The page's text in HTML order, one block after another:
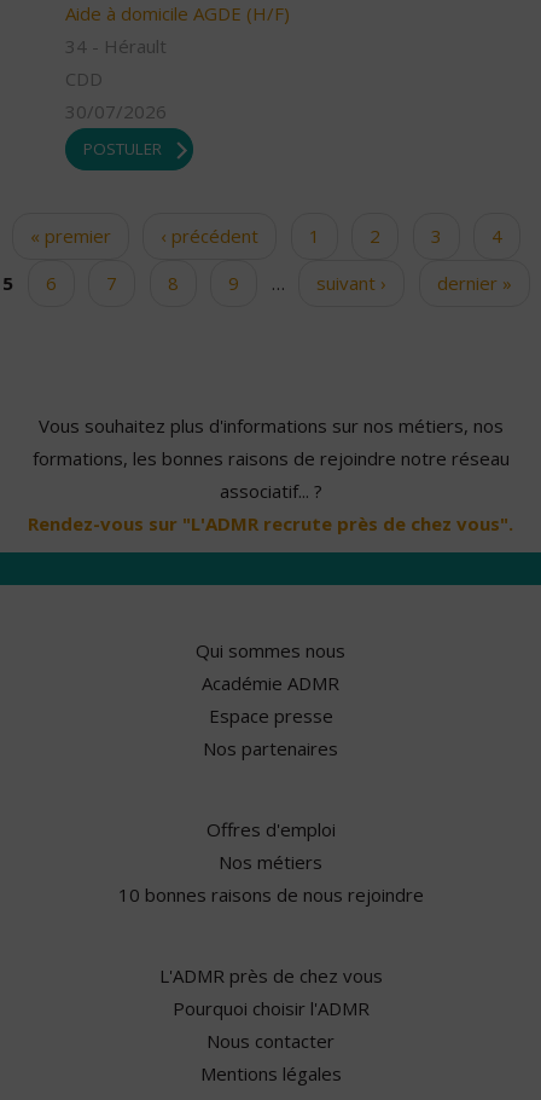
Aide à domicile AGDE (H/F)
34 - Hérault
CDD
30/07/2026
POSTULER
Pages
« premier ‹ précédent 1 2 3
4
5
6 7 8 9 … suivant › dernier »
Vous souhaitez plus d'informations sur nos métiers, nos
formations, les bonnes raisons de rejoindre notre réseau
associatif... ?
Rendez-vous sur "L'ADMR recrute près de chez vous".
Qui sommes nous
Académie ADMR
Espace presse
Nos partenaires
Offres d'emploi
Nos métiers
10 bonnes raisons de nous rejoindre
L'ADMR près de chez vous
Pourquoi choisir l'ADMR
Nous contacter
Mentions légales